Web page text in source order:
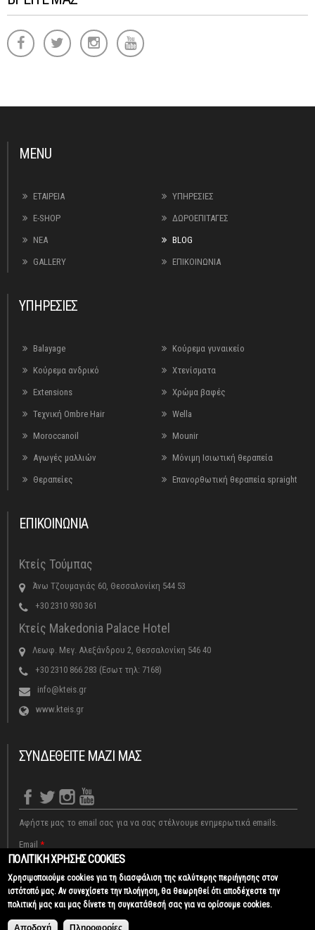
MENU
ΕΤΑΙΡΕΙΑ ΥΠΗΡΕΣΙΕΣ
E-SHOP ΔΩΡΟΕΠΙΤΑΓΕΣ
ΝΕΑ BLOG
GALLERY ΕΠΙΚΟΙΝΩΝΙΑ
ΥΠΗΡΕΣΙΕΣ
Balayage Κούρεμα γυναικείο
Κούρεμα ανδρικό Χτενίσματα
Extensions Χρώμα βαφές
Τεχνική Ombre Hair Wella
Moroccanoil Mounir
Αγωγές μαλλιών Μόνιμη Ισιωτική θεραπεία
Θεραπείες Επανορθωτική θεραπεία spraight
ΕΠΙΚΟΙΝΩΝΙΑ
Κτείς Τούμπας
Άνω Τζουμαγιάς 60, Θεσσαλονίκη 544 53
+30 2310 930 361
Κτείς Makedonia Palace Hotel
Λεωφ. Μεγ. Αλεξάνδρου 2, Θεσσαλονίκη 546 40
+30 2310 866 283 (Εσωτ τηλ: 7168)
info@kteis.gr
www.kteis.gr
ΣΥΝΔΕΘΕΙΤΕ ΜΑΖΙ ΜΑΣ
Αφήστε μας το email σας για να σας στέλνουμε ενημερωτικά emails.
Email *
CAPTCHA
This
Κομμωτήριο | Κομμωτήριο Θεσσαλονίκη | kteis.gr © 2017
ΠΟΛΙΤΙΚΗ ΧΡΗΣΗΣ COOKIES
Χρησιμοποιούμε cookies για τη διασφάλιση της καλύτερης περιήγησης στον
ιστότοπό μας. Αν συνεχίσετε την πλοήγηση, θα θεωρηθεί ότι αποδέχεστε την
πολιτική μας και μας δίνετε τη συγκατάθεσή σας για να ορίσουμε cookies.
Αποδοχή Πληροφορίες